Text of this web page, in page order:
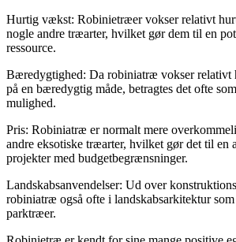
Hurtig vækst: Robinietræer vokser relativt
nogle andre træarter, hvilket gør dem til en
ressource.
Bæredygtighed: Da robiniatræ vokser relativt
på en bæredygtig måde, betragtes det ofte
mulighed.
Pris: Robiniatræ er normalt mere
andre eksotiske træarter, hvilket gør det til en
projekter med budgetbegrænsninger.
Landskabsanvendelser: Ud over
robiniatræ også ofte i landskabsarkitektur
parktræer.